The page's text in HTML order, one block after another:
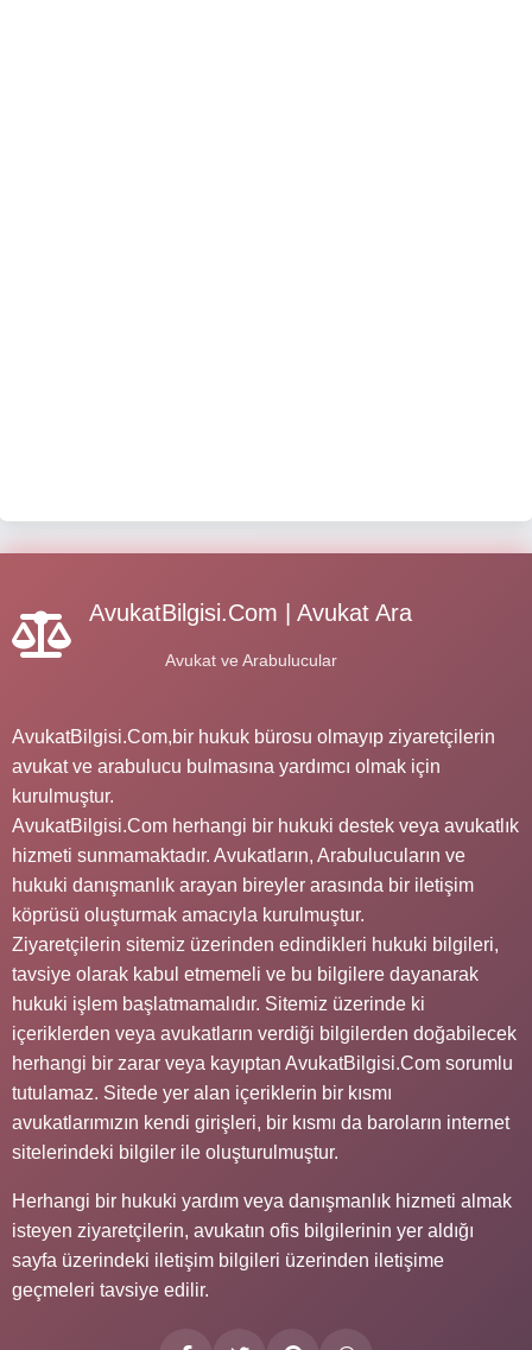
AvukatBilgisi.Com | Avukat Ara
Avukat ve Arabulucular
AvukatBilgisi.Com,bir hukuk bürosu olmayıp ziyaretçilerin
avukat ve arabulucu bulmasına yardımcı olmak için
kurulmuştur.
AvukatBilgisi.Com herhangi bir hukuki destek veya avukatlık
hizmeti sunmamaktadır. Avukatların, Arabulucuların ve
hukuki danışmanlık arayan bireyler arasında bir iletişim
köprüsü oluşturmak amacıyla kurulmuştur.
Ziyaretçilerin sitemiz üzerinden edindikleri hukuki bilgileri,
tavsiye olarak kabul etmemeli ve bu bilgilere dayanarak
hukuki işlem başlatmamalıdır. Sitemiz üzerinde ki
içeriklerden veya avukatların verdiği bilgilerden doğabilecek
herhangi bir zarar veya kayıptan AvukatBilgisi.Com sorumlu
tutulamaz. Sitede yer alan içeriklerin bir kısmı
avukatlarımızın kendi girişleri, bir kısmı da baroların internet
sitelerindeki bilgiler ile oluşturulmuştur.
Herhangi bir hukuki yardım veya danışmanlık hizmeti almak
isteyen ziyaretçilerin, avukatın ofis bilgilerinin yer aldığı
sayfa üzerindeki iletişim bilgileri üzerinden iletişime
geçmeleri tavsiye edilir.